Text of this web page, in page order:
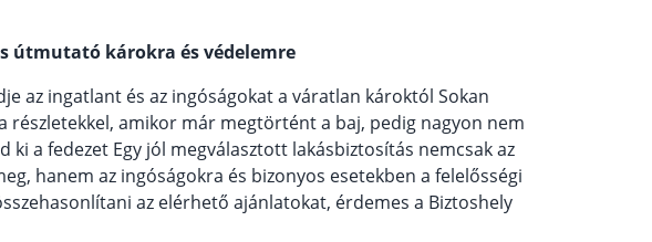
útmutató károkra és védelemre
az ingatlant és az ingóságokat a váratlan károktól Sokan
részletekkel, amikor már megtörtént a baj, pedig nagyon nem
a fedezet Egy jól megválasztott lakásbiztosítás nemcsak az
hanem az ingóságokra és bizonyos esetekben a felelősségi
az elérhető ajánlatokat, érdemes a Biztoshely